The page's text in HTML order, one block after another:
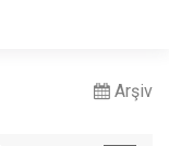
Arşiv